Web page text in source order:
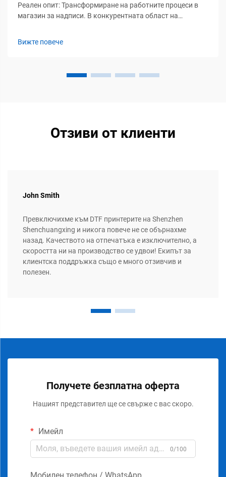
Реален опит: Трансформиране на работните процеси в
магазин за надписи. В конкурентната област на
Вижте повече
Отзиви от клиенти
John Smith
Превключихме към DTF принтерите на Shenzhen
Shenchuangxing и никога повече не се обърнахме
назад. Качеството на отпечатъка е изключително, а
скоростта ни на производство се удвои! Екипът за
клиентска поддръжка също е много отзивчив и
полезен.
Получете безплатна оферта
Нашият представител ще се свърже с вас скоро.
Имейл
0/100
Мобилен телефон / WhatsApp